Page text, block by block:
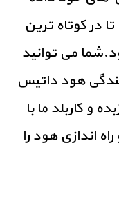
در کوتاه ترین
می توانید
هود داتیس
و کاربلد ما با
اندازی هود را